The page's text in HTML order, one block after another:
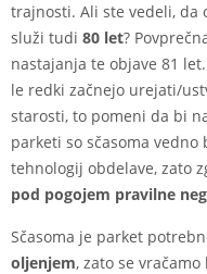
trajnosti. Ali ste vedeli, da
služi tudi 80 let?
nastajanja te objave 81
le redki začnejo urejati/
starosti, to pomeni da bi
parketi so sčasoma
tehnologij obdelave, zato
pod pogojem pravilne
Sčasoma je parket
oljenjem, zato se